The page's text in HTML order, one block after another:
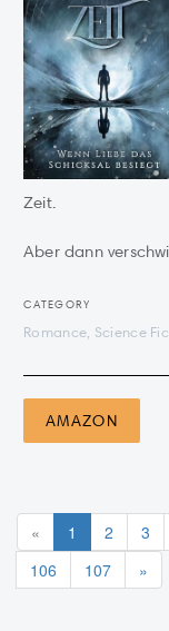
Zeit.
Aber dann
CATEGORY
Romance, Science
AMAZON
« 1 2 3
106
107 »